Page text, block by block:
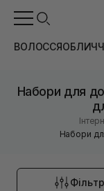
ВОЛОССЯ
Набори для
Набори
Фільтр